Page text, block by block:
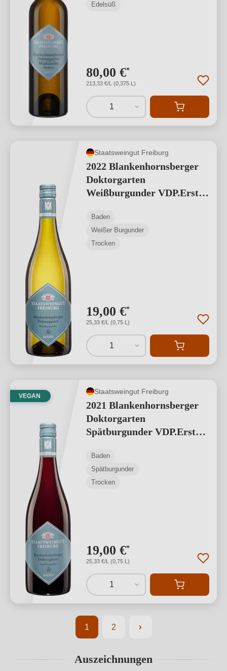
Edelsüß
80,00 €*
213,33 €/L (0,375 L)
1
Staatsweingut Freiburg
2022 Blankenhornsberger
Doktorgarten
Weißburgunder VDP.Erstes
Baden
Weißer Burgunder
Trocken
19,00 €*
25,33 €/L (0,75 L)
1
VEGAN
Staatsweingut Freiburg
2021 Blankenhornsberger
Doktorgarten
Spätburgunder VDP.Erstes
Baden
Spätburgunder
Trocken
19,00 €*
25,33 €/L (0,75 L)
1
Seite
1
Seite
2
Auszeichnungen